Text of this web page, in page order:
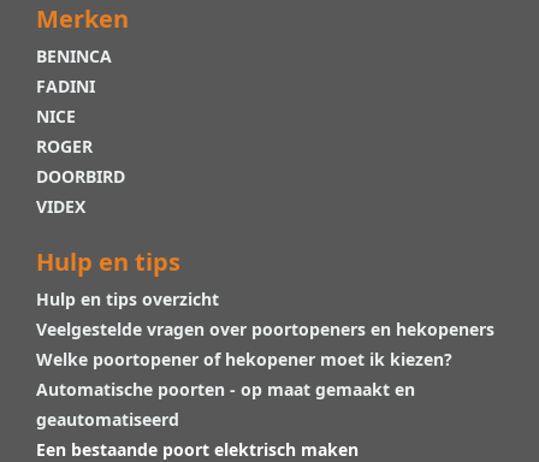
Merken
BENINCA
FADINI
NICE
ROGER
DOORBIRD
VIDEX
Hulp en tips
Hulp en tips overzicht
Veelgestelde vragen over poortopeners en hekopeners
Welke poortopener of hekopener moet ik kiezen?
Automatische poorten - op maat gemaakt en
geautomatiseerd
Een bestaande poort elektrisch maken